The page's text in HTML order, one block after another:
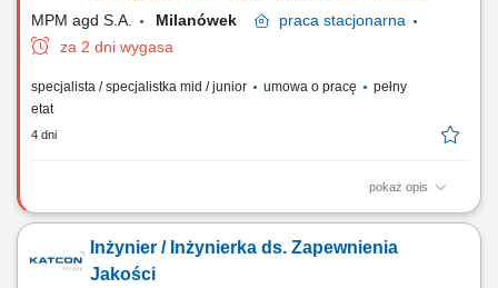
AGD
MPM agd S.A. Milanówek praca stacjonarna
za 2 dni wygasa
specjalista / specjalistka mid / junior umowa o pracę
pełny
etat
4 dni
pokaż opis
Zakres obowiązków: Monitorowanie zgodności technicznej
europejskiego. Nadzór nad procedurami laboratoryjnymi i chemicznymi
realizowanymi we współpracy z organami Sanepidu. Weryfikacja
Inżynier / Inżynierka ds. Zapewnienia
Jakości